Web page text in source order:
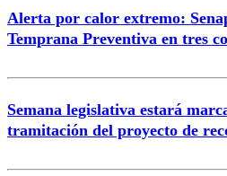
Alerta por calor extremo:
Temprana Preventiva en tres
Semana legislativa estará
tramitación del proyecto de